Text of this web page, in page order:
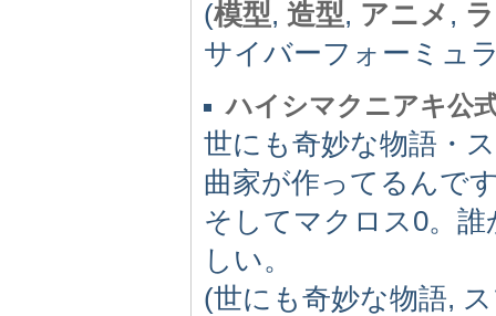
(模型, 造型, アニメ ,
サイバーフォーミュ
ハイシマクニアキ公
世にも奇妙な物語・
曲家が作ってるんで
そしてマクロス0。
しい。
(世にも奇妙な物語,